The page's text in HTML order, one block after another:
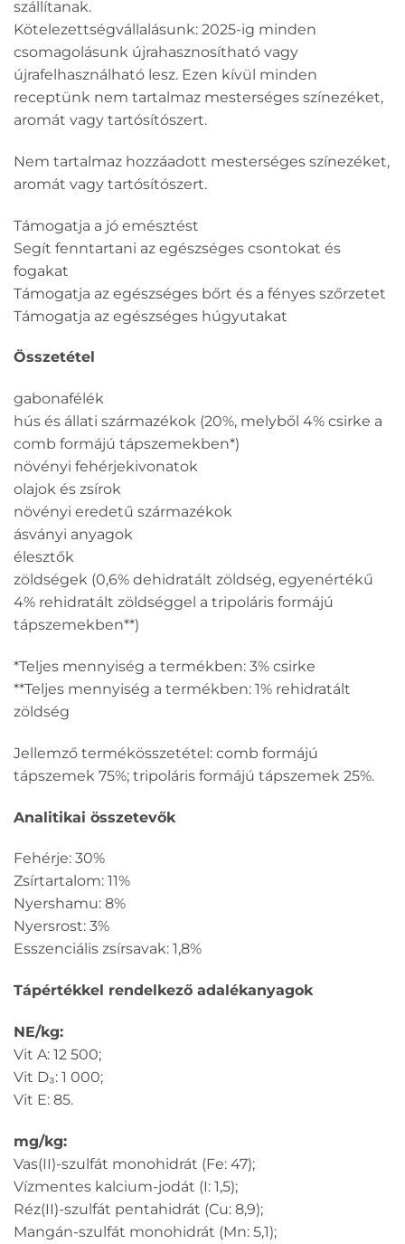
szállítanak.
Kötelezettségvállalásunk: 2025-ig minden
csomagolásunk újrahasznosítható vagy
újrafelhasználható lesz. Ezen kívül minden
receptünk nem tartalmaz mesterséges színezéket,
aromát vagy tartósítószert.
Nem tartalmaz hozzáadott mesterséges színezéket,
aromát vagy tartósítószert.
Támogatja a jó emésztést
Segít fenntartani az egészséges csontokat és
fogakat
Támogatja az egészséges bőrt és a fényes szőrzetet
Támogatja az egészséges húgyutakat
Összetétel
gabonafélék
hús és állati származékok (20%, melyből 4% csirke a
comb formájú tápszemekben*)
növényi fehérjekivonatok
olajok és zsírok
növényi eredetű származékok
ásványi anyagok
élesztők
zöldségek (0,6% dehidratált zöldség, egyenértékű
4% rehidratált zöldséggel a tripoláris formájú
tápszemekben**)
*Teljes mennyiség a termékben: 3% csirke
**Teljes mennyiség a termékben: 1% rehidratált
zöldség
Jellemző termékösszetétel: comb formájú
tápszemek 75%; tripoláris formájú tápszemek 25%.
Analitikai összetevők
Fehérje: 30%
Zsírtartalom: 11%
Nyershamu: 8%
Nyersrost: 3%
Esszenciális zsírsavak: 1,8%
Tápértékkel rendelkező adalékanyagok
NE/kg:
Vit A: 12 500;
Vit D₃: 1 000;
Vit E: 85.
mg/kg:
Vas(II)-szulfát monohidrát (Fe: 47);
Vízmentes kalcium-jodát (I: 1,5);
Réz(II)-szulfát pentahidrát (Cu: 8,9);
Mangán-szulfát monohidrát (Mn: 5,1);